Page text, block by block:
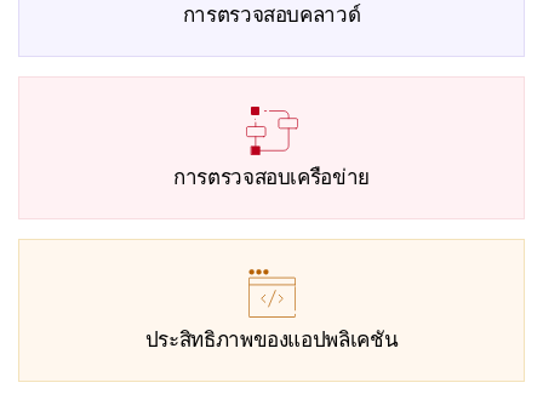
การตรวจสอบคลาวด์
การตรวจสอบเครือข่าย
ประสิทธิภาพของแอปพลิเคชัน